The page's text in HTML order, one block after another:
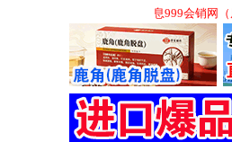
健品招商,会销招商信息999会销网（